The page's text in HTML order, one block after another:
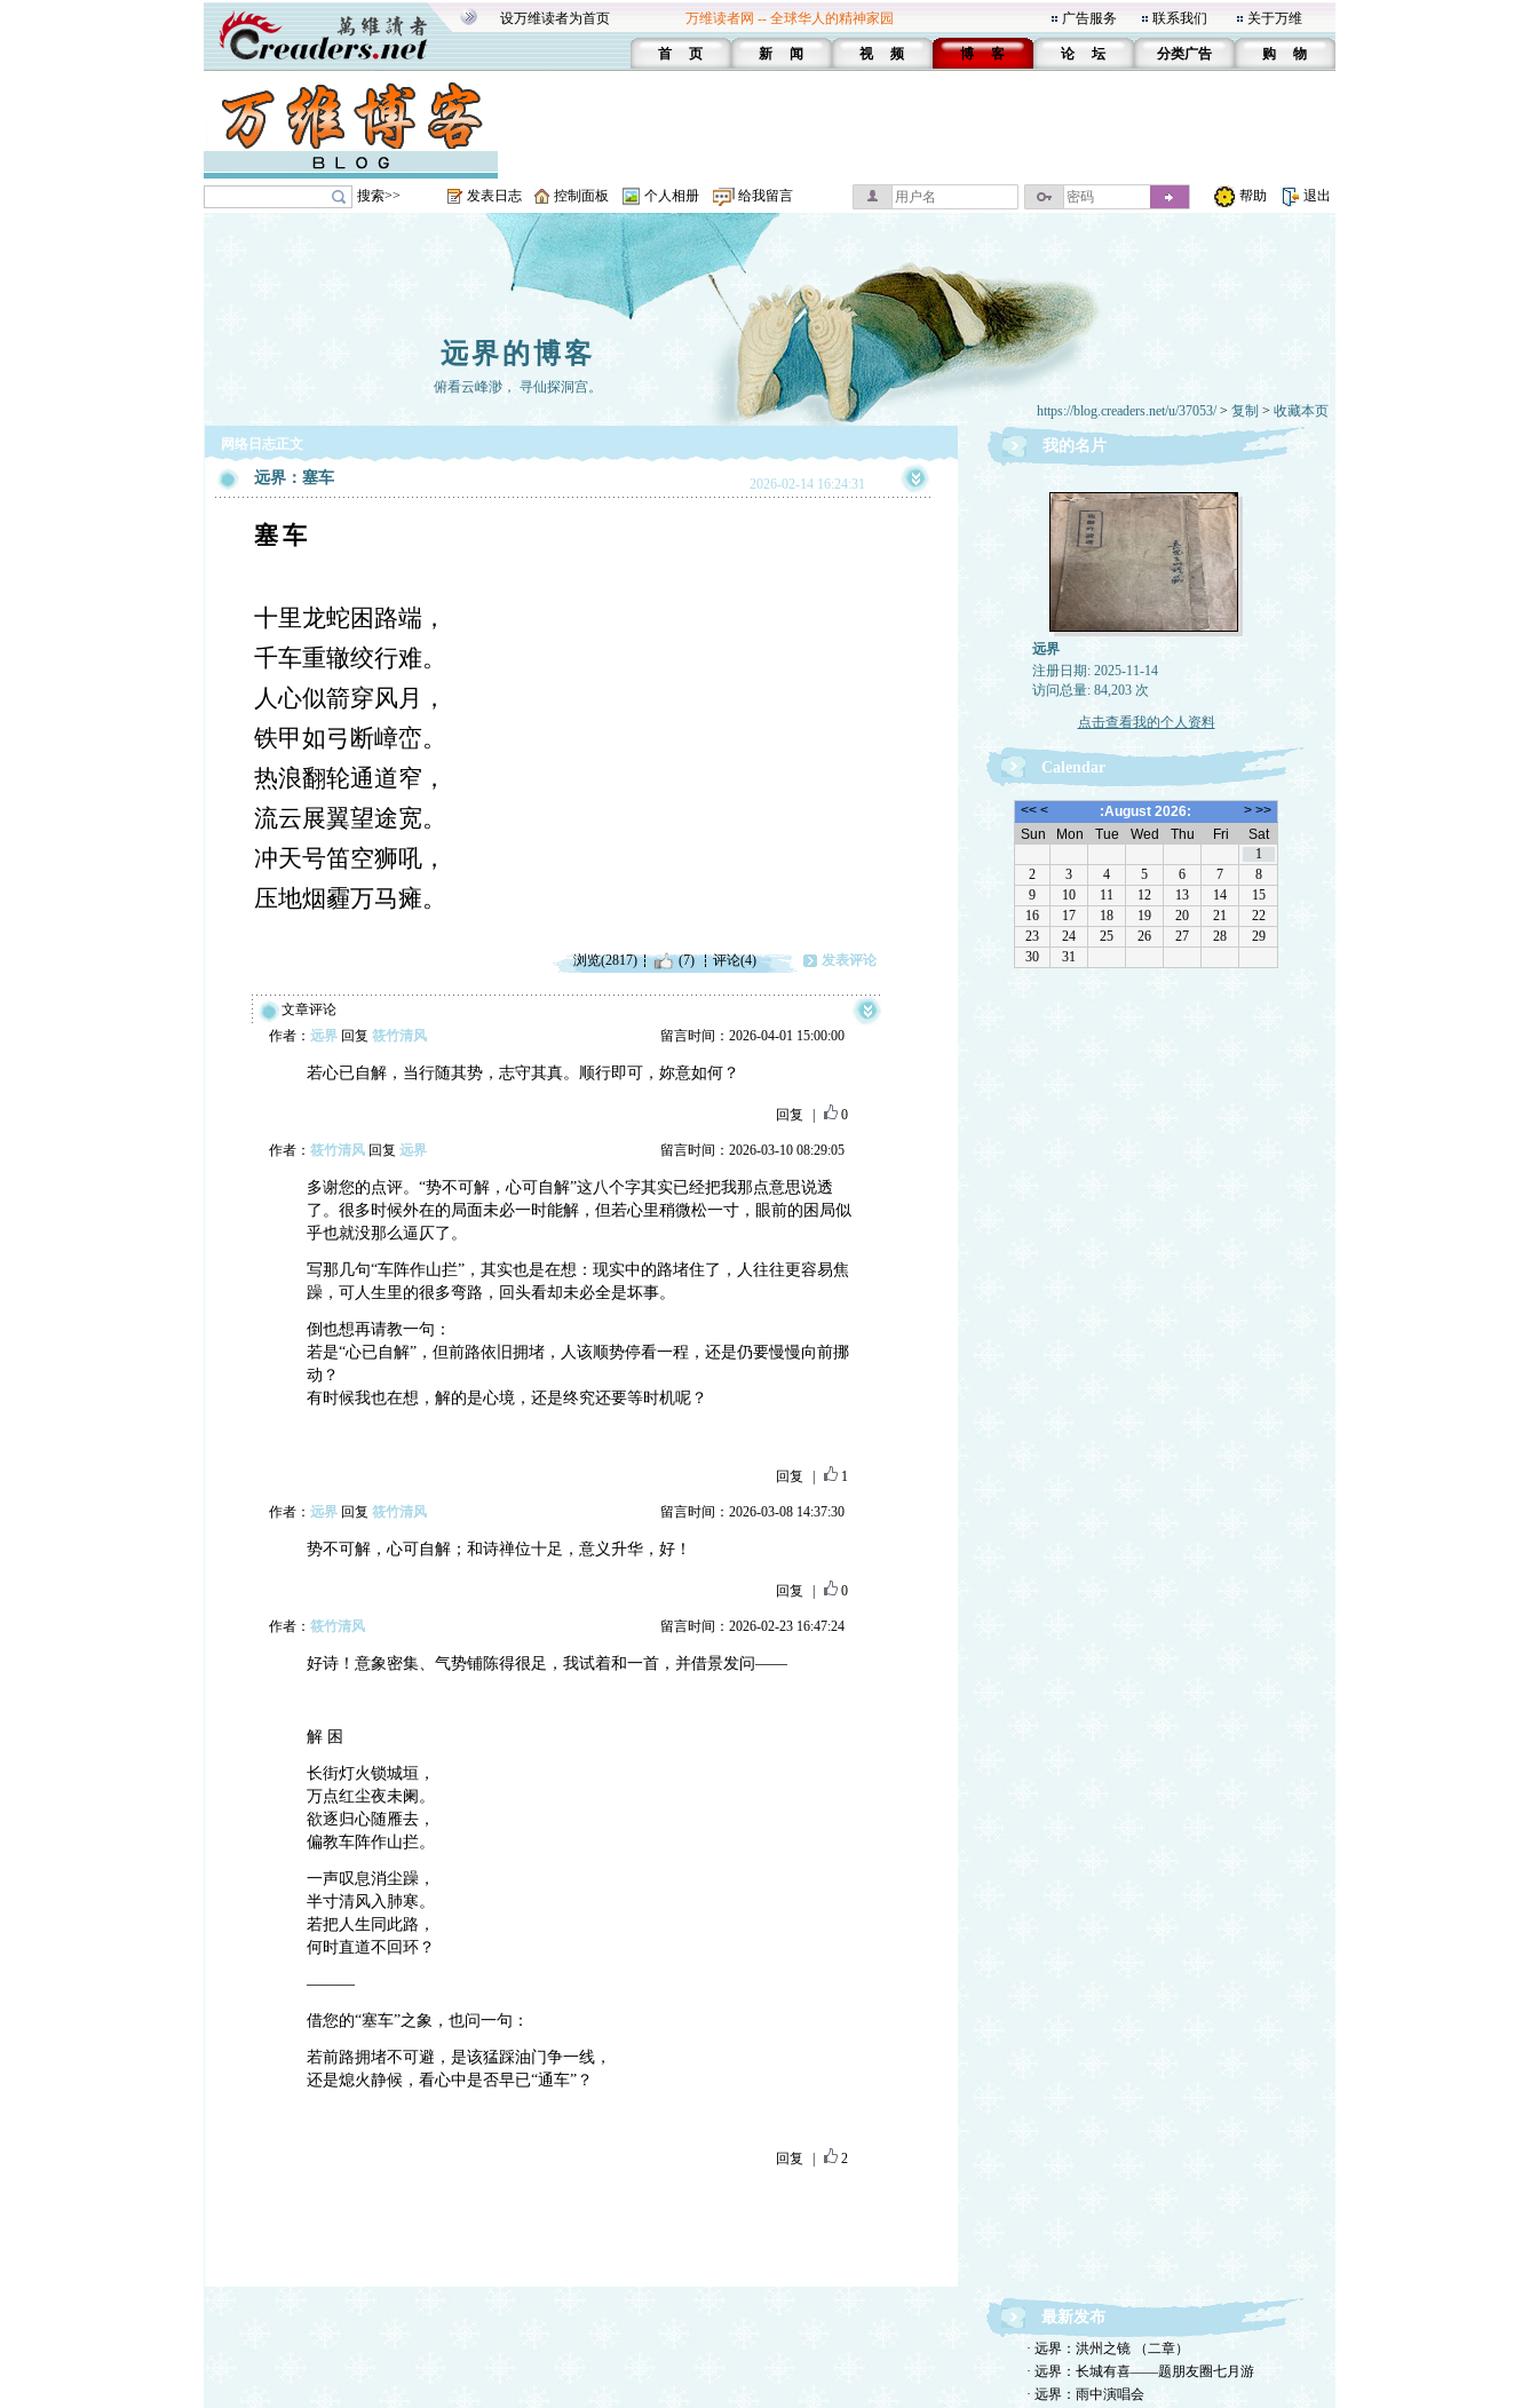
设万维读者为首页 万维读者网 -- 全球华人的精神家园 广告服务 联系我们 关于万维
首 页 新 闻 视 频 博 客 论 坛 分类广告 购 物
搜索>> 发表日志 控制面板 个人相册 给我留言 帮助 退出
远界的博客
俯看云峰渺， 寻仙探洞宫。
https://blog.creaders.net/u/37053/> 复制 > 收藏本页
网络日志正文
远界：塞车 2026-02-14 16:24:31
塞车
十里龙蛇困路端，
千车重辙绞行难。
人心似箭穿风月
，
铁甲如弓断嶂峦。
热浪翻轮通道窄 ，
流云展翼望途宽。
冲天号笛空狮吼，
压地烟霾万马瘫。
浏览(2817) (7) 评论(4) 发表评论
文章评论
作者： 远界回复 筱竹清风 留言时间：2026-04-01 15:00:00
若心已自解，当行随其势，志守其真。顺行即可，妳意如何？
回复 0
作者： 筱竹清风回复 远界 留言时间：2026-03-10 08:29:05
多谢您的点评。“势不可解，心可自解”这八个字其实已经把我那点意思说透
了。很多时候外在的局面未必一时能解，但若心里稍微松一寸，眼前的困局似
乎也就没那么逼仄了。
写那几句“车阵作山拦”，其实也是在想：现实中的路堵住了，人往往更容易焦
躁，可人生里的很多弯路，回头看却未必全是坏事。
倒也想再请教一句：
若是“心已自解”，但前路依旧拥堵，人该顺势停看一程，还是仍要慢慢向前挪
动？
有时候我也在想，解的是心境，还是终究还要等时机呢？
回复 1
作者： 远界回复 筱竹清风 留言时间：2026-03-08 14:37:30
势不可解，心可自解；和诗禅位十足，意义升华，好！
回复 0
作者： 筱竹清风 留言时间：2026-02-23 16:47:24
好诗！意象密集、气势铺陈得很足，我试着和一首，并借景发问——
解 困
长街灯火锁城垣，
万点红尘夜未阑。
欲逐归心随雁去，
偏教车阵作山拦。
一声叹息消尘躁，
半寸清风入肺寒。
若把人生同此路，
何时直道不回环？
———
借您的“塞车”之象，也问一句：
若前路拥堵不可避，是该猛踩油门争一线，
还是熄火静候，看心中是否早已“通车”？
回复 2
我的名片
远界
注册日期: 2025-11-14
访问总量: 84,203 次
点击查看我的个人资料
Calendar
最新发布
· 远界：洪州之镜 （二章）
· 远界：长城有喜——题朋友圈七月游
· 远界：雨中演唱会